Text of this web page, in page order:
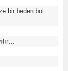
bir beden bol